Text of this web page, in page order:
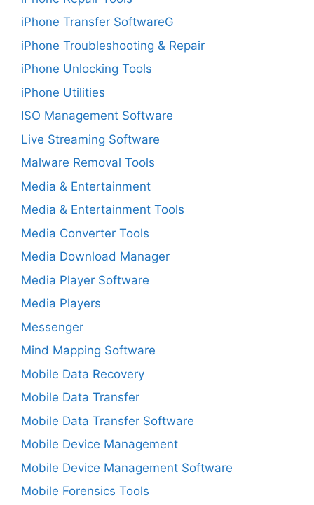
iPhone Transfer SoftwareG
iPhone Troubleshooting & Repair
iPhone Unlocking Tools
iPhone Utilities
ISO Management Software
Live Streaming Software
Malware Removal Tools
Media & Entertainment
Media & Entertainment Tools
Media Converter Tools
Media Download Manager
Media Player Software
Media Players
Messenger
Mind Mapping Software
Mobile Data Recovery
Mobile Data Transfer
Mobile Data Transfer Software
Mobile Device Management
Mobile Device Management Software
Mobile Forensics Tools